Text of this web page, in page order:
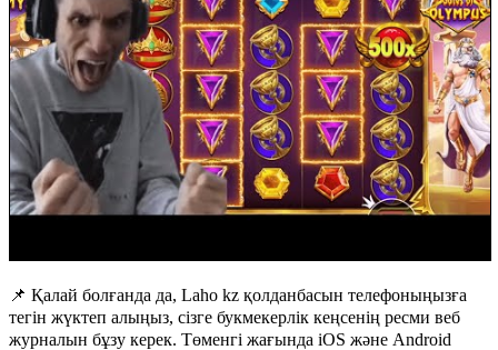
📌 Қалай болғанда да, Laho kz қолданбасын телефоныңызға
тегін жүктеп алыңыз, сізге букмекерлік кеңсенің ресми веб
журналын бұзу керек. Төменгі жағында iOS және Android